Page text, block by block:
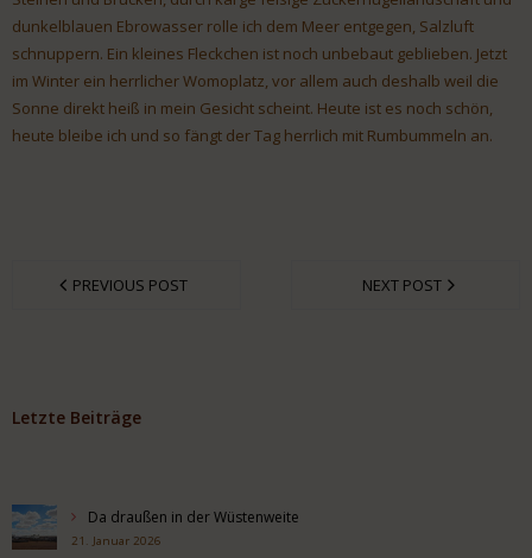
dunkelblauen Ebrowasser rolle ich dem Meer entgegen, Salzluft
schnuppern. Ein kleines Fleckchen ist noch unbebaut geblieben. Jetzt
im Winter ein herrlicher Womoplatz, vor allem auch deshalb weil die
Sonne direkt heiß in mein Gesicht scheint. Heute ist es noch schön,
heute bleibe ich und so fängt der Tag herrlich mit Rumbummeln an.
PREVIOUS POST NEXT POST
Letzte Beiträge
Da draußen in der Wüstenweite
21. Januar 2026